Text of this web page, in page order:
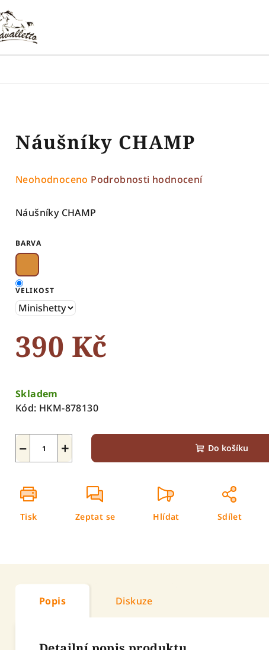
Náušníky CHAMP
Průměrné
produktu
z
hvězdiček.
Neohodnoceno Podrobnosti hodnocení
Náušníky CHAMP
BARVA
VELIKOST
390 Kč
cena:
Skladem
Kód: HKM-878130
+
− Do košíku
Tisk Zeptat se Hlídat Sdílet
Popis Diskuze